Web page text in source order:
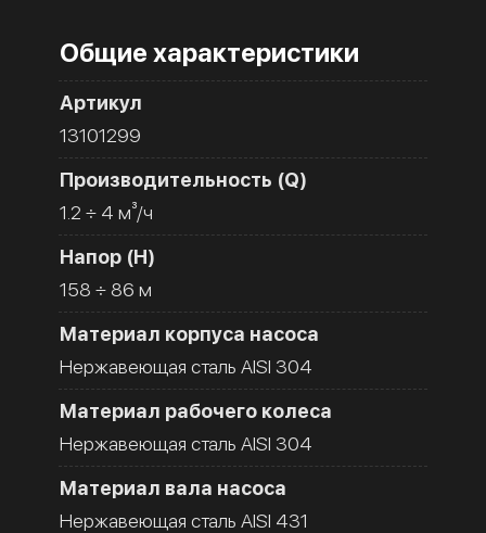
Общие характеристики
Артикул
13101299
Производительность (Q)
1.2 ÷ 4 м³/ч
Напор (H)
158 ÷ 86 м
Материал корпуса насоса
Нержавеющая сталь AISI 304
Материал рабочего колеса
Нержавеющая сталь AISI 304
Материал вала насоса
Нержавеющая сталь AISI 431